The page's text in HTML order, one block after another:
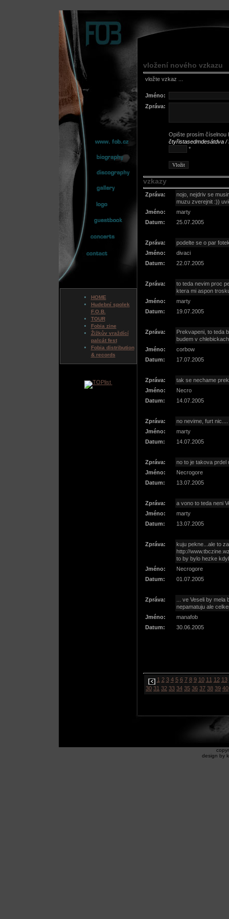
HOME
Hudební spolek
F.O.B.
TOUR
Fobia zine
Žižkův vraždící
palcát fest
Fobia distribution
& records
vložení nového vzkazu
vložte vzkaz ...
Jméno:
Zpráva:
Opište prosím číselnou
čtyřistasedmdesátdva /
*
vzkazy
Zpráva:
nojo, nejdriv se
muzu zverejnit :))
Jméno:
marty
Datum:
25.07.2005
Zpráva:
podelte se o par
Jméno:
divaci
Datum:
22.07.2005
Zpráva:
to teda nevim proc
ktera mi aspon
Jméno:
marty
Datum:
19.07.2005
Zpráva:
Prekvapeni, to teda
budem v
Jméno:
corbow
Datum:
17.07.2005
Zpráva:
tak se nechame
Jméno:
Necro
Datum:
14.07.2005
Zpráva:
no nevime, furt nic....
Jméno:
marty
Datum:
14.07.2005
Zpráva:
no to je takova prdel
Jméno:
Necrogore
Datum:
13.07.2005
Zpráva:
a vono to teda neni
Jméno:
marty
Datum:
13.07.2005
Zpráva:
kuju pekne...ale to
http://
to by bylo hezke
Jméno:
Necrogore
Datum:
01.07.2005
Zpráva:
... ve Veseli by
nepamatuju ale
Jméno:
manafob
Datum:
30.06.2005
1 2 3 4 5 6 7 8 9 10 11 12 13
30 31 32 33 34 35 36 37 38 39 40
design by